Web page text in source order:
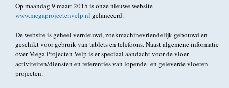
Op maandag 9 maart 2015 is onze nieuwe website
www.megaprojectenvelp.nl gelanceerd.
De website is geheel vernieuwd, zoekmachinevriendelijk gebouwd en
geschikt voor gebruik van tablets en telefoons. Naast algemene informatie
over Mega Projecten Velp is er speciaal aandacht voor de vloer
activiteiten/diensten en referenties van lopende- en geleverde vloeren
projecten.